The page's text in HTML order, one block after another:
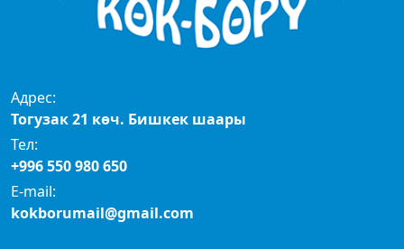
Адрес:
Тогузак 21 көч. Бишкек шаары
Тел:
+996 550 980 650
E-mail:
kokborumail@gmail.com